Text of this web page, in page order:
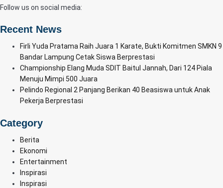
Follow us on social media:
Recent News
Firli Yuda Pratama Raih Juara 1 Karate, Bukti Komitmen SMKN 9
Bandar Lampung Cetak Siswa Berprestasi
Championship Elang Muda SDIT Baitul Jannah, Dari 124 Piala
Menuju Mimpi 500 Juara
Pelindo Regional 2 Panjang Berikan 40 Beasiswa untuk Anak
Pekerja Berprestasi
Category
Berita
Ekonomi
Entertainment
Inspirasi
Inspirasi